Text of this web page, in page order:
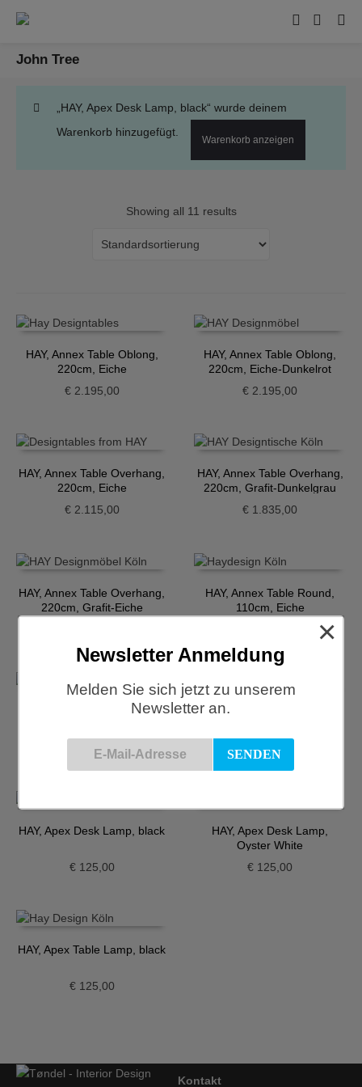
John Tree
„HAY, Apex Desk Lamp, black“ wurde deinem
Warenkorb hinzugefügt.
Warenkorb anzeigen
Showing all 11 results
HAY, Annex Table Oblong,
220cm, Eiche
€2.195,00
HAY, Annex Table Oblong,
220cm, Eiche-Dunkelrot
€ 2.195,00
HAY, Annex Table Overhang,
220cm, Eiche
€2.115,00
HAY, Annex Table Overhang,
220cm, Grafit-Dunkelgrau
€ 1.835,00
HAY, Annex Table Overhang,
220cm, Grafit-Eiche
HAY, Annex Table Round,
110cm, Eiche
HAY, Annex Table Round,
1.735,00
HAY, Annex Table Round,
€1.240,00
HAY, Apex Desk Lamp, black
€125,00
HAY, Apex Desk Lamp,
Oyster White
€ 125,00
HAY, Apex Table Lamp, black
€125,00
Kontakt
Newsletter Anmeldung
Melden Sie sich jetzt zu unserem
Newsletter an.
×